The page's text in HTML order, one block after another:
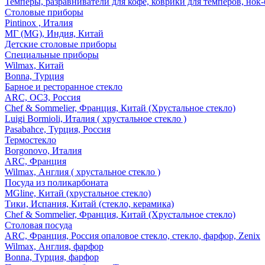
Столовые приборы
Pintinox , Италия
МГ (MG), Индия, Китай
Детские столовые приборы
Специальные приборы
Wilmax, Китай
Bonna, Турция
Барное и ресторанное стекло
ARC, ОСЗ, Россия
Chef & Sommelier, Франция, Китай (Хрустальное стекло)
Luigi Bormioli, Италия ( хрустальное стекло )
Pasabahce, Турция, Россия
Термостекло
Borgonovo, Италия
ARC, Франция
Wilmax, Англия ( хрустальное стекло )
Посуда из поликарбоната
MGline, Китай (хрустальное стекло)
Тики, Испания, Китай (стекло, керамика)
Chef & Sommelier, Франция, Китай (Хрустальное стекло)
Столовая посуда
ARC, Франция, Россия опаловое стекло, стекло, фарфор, Zenix
Wilmax, Англия, фарфор
Bonna, Турция, фарфор